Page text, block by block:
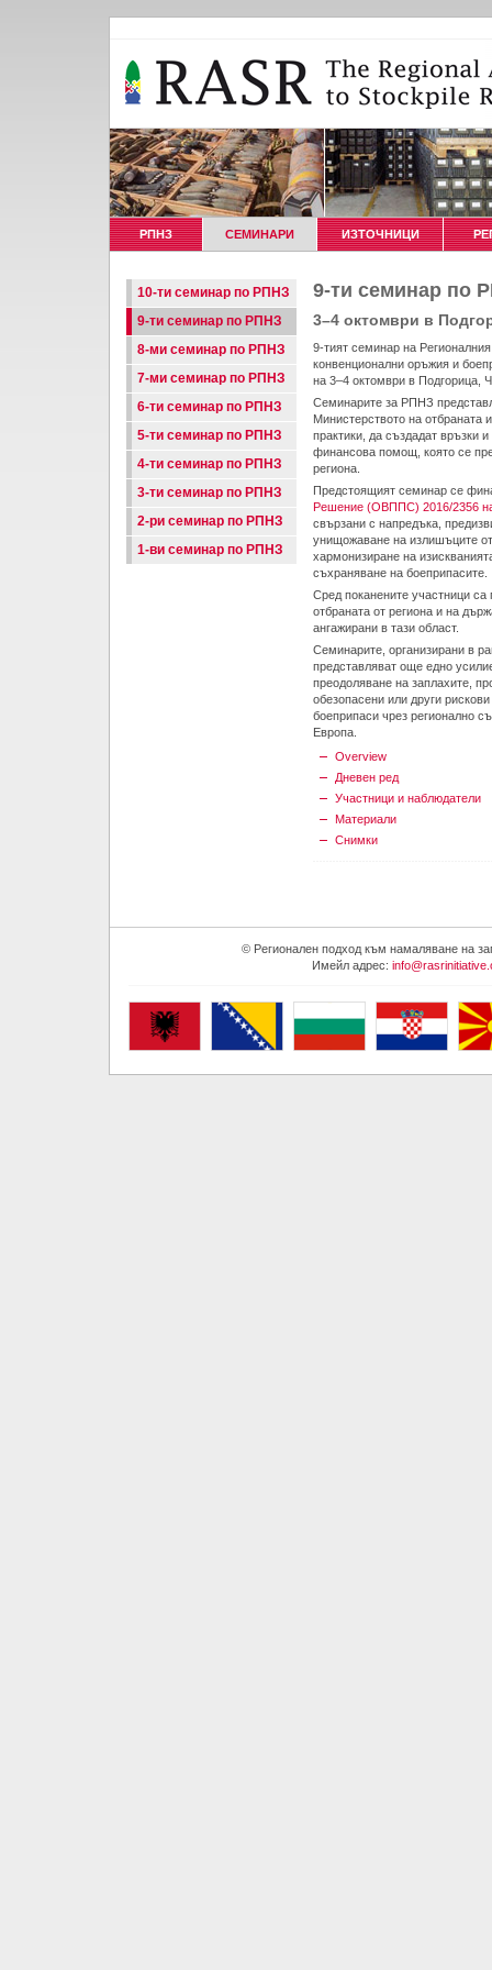
РПНЗ СЕМИНАРИ ИЗТОЧНИЦИ
9-ти семинар по
3–4 октомври в
9-тият семинар на
конвенционални оръжия и
на 3–4 октомври в Подгорица,
Семинарите за РПНЗ
Министерството на отбраната
практики, да създадат връзки
финансова помощ, която се
региона.
Предстоящият семинар се
Решение (ОВППС) 2016/2356
свързани с напредъка,
унищожаване на излишъците
хармонизиране на
съхраняване на боеприпасите.
Сред поканените участници
отбраната от региона и на
ангажирани в тази област.
Семинарите, организирани в
представляват още едно
преодоляване на заплахите,
обезопасени или други
боеприпаси чрез регионално
Европа.
Overview
Дневен ред
Участници и наблюдатели
Материали
Снимки
10-ти семинар по РПНЗ
9-ти семинар по РПНЗ
8-ми семинар по РПНЗ
7-ми семинар по РПНЗ
6-ти семинар по РПНЗ
5-ти семинар по РПНЗ
4-ти семинар по РПНЗ
3-ти семинар по РПНЗ
2-ри семинар по РПНЗ
1-ви семинар по РПНЗ
© Регионален подход към намаляване на
Имейл адрес: